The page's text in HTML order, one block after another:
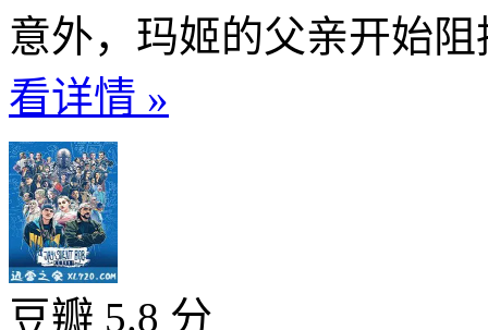
意外，玛姬的父亲开始
看详情 »
豆瓣 5.8 分